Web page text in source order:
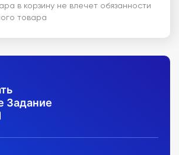
в корзину не влечет обязанности
товара
Задание